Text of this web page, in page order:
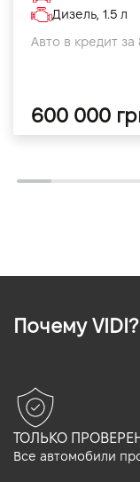
Дизель, 1.5 л
Авто в кредит
600 000
Почему VIDI?
ТОЛЬКО
Все автомобили